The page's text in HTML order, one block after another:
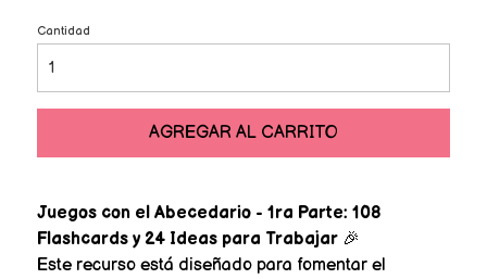
Cantidad
AGREGAR AL CARRITO
Juegos con el Abecedario - 1ra Parte: 108
Flashcards y 24 Ideas para Trabajar🎉
Este recurso está diseñado para fomentar el